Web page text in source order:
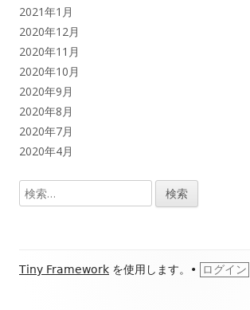
2021年1月
2020年12月
2020年11月
2020年10月
2020年9月
2020年8月
2020年7月
2020年4月
検
索:
フ
Tiny Framework を使用します。 • ログイン